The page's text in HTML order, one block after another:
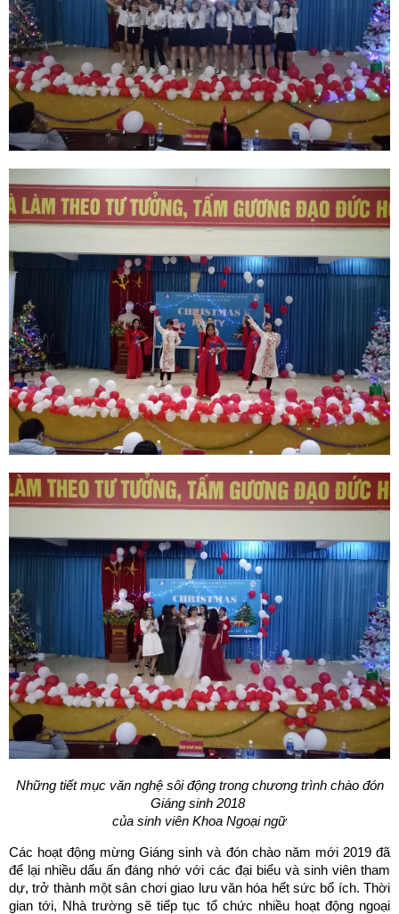
Những tiết mục văn nghệ sôi động trong chương trình chào đón
Giáng sinh 2018
của sinh viên Khoa Ngoại ngữ
Các hoạt động mừng Giáng sinh và đón chào năm mới 2019 đã
để lại nhiều dấu ấn đáng nhớ với các đại biểu và sinh viên tham
dự, trở thành một sân chơi giao lưu văn hóa hết sức bổ ích. Thời
gian tới, Nhà trường sẽ tiếp tục tổ chức nhiều hoạt động ngoại